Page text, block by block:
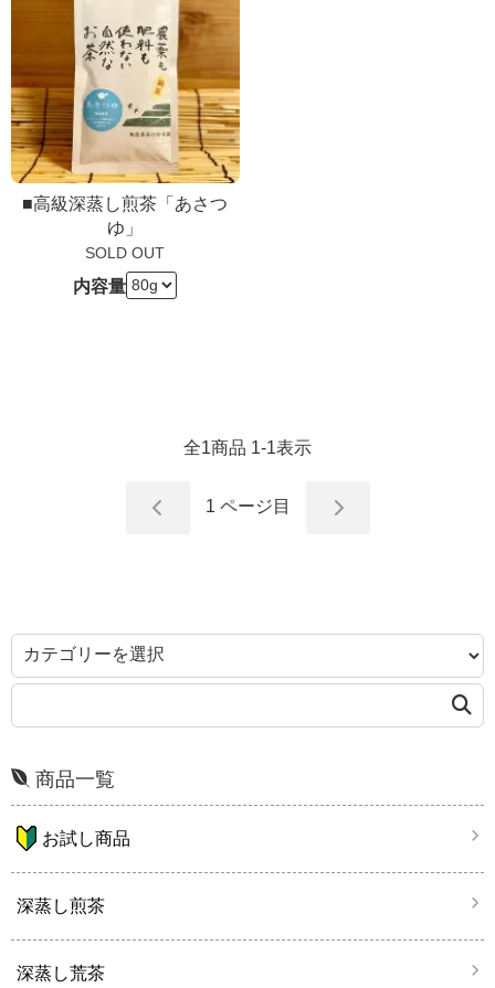
■高級深蒸し煎茶「あさつ
ゆ」
SOLD OUT
内容量
全1商品 1-1表示
1 ページ目
商品一覧
お試し商品
深蒸し煎茶
深蒸し荒茶